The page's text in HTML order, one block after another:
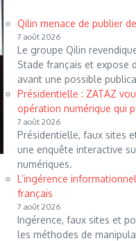
Qilin menace de publier
7 août 2026
Le groupe Qilin
Stade français et expose
avant une possible
Présidentielle : ZATAZ
opération numérique qui
7 août 2026
Présidentielle, faux sites
une enquête interactive
numériques.
L’ingérence
français
7 août 2026
Ingérence, faux sites et
les méthodes de